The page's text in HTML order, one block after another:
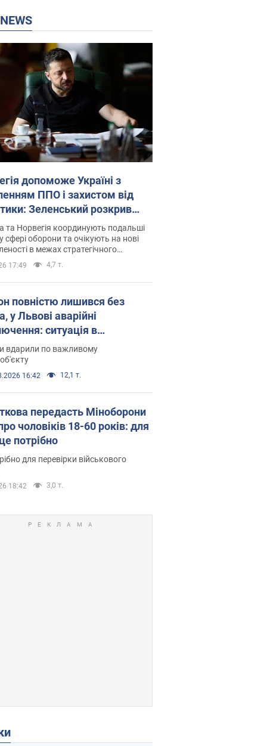
NEWS
допоможе Україні з
ППО і захистом від
Зеленський розкрив
та Норвегія координують подальші
сфері оборони та очікують на нові
в межах стратегічного
17:49 4,7 т.
повністю лишився без
у Львові аварійні
ситуація в
6 серпня
вдарили по важливому
16:42 12,1 т.
передасть Міноборони
чоловіків 18-60 років: для
потрібно
для перевірки військового
18:42 3,0 т.